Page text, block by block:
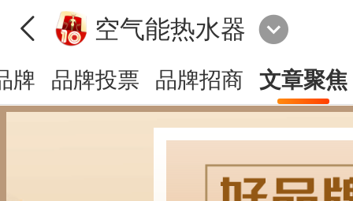
空气能热水器
牌 品牌投票 品牌招商 文章聚焦